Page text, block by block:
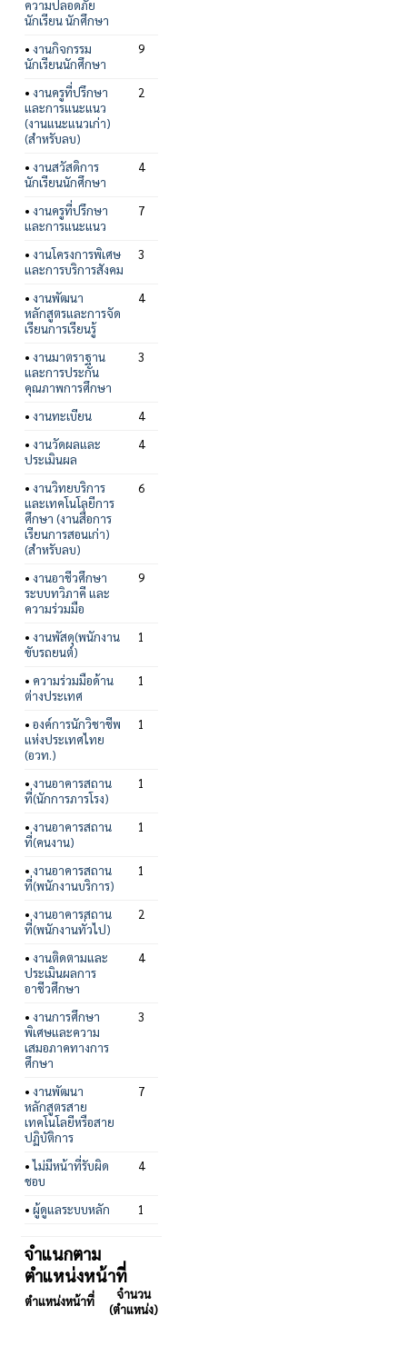
ความปลอดภัย
นักเรียน นักศึกษา
• งานกิจกรรม
นักเรียนนักศึกษา
9
• งานครูที่ปรึกษา
และการแนะแนว
(งานแนะแนวเก่า)
(สำหรับลบ)
2
• งานสวัสดิการ
นักเรียนนักศึกษา
4
• งานครูที่ปรึกษา
และการแนะแนว
7
• งานโครงการพิเศษ
และการบริการสังคม
3
• งานพัฒนา
หลักสูตรและการจัด
เรียนการเรียนรู้
4
• งานมาตราฐาน
และการประกัน
คุณภาพการศึกษา
3
• งานทะเบียน
4
• งานวัดผลและ
ประเมินผล
4
• งานวิทยบริการ
และเทคโนโลยีการ
ศึกษา (งานสื่อการ
เรียนการสอนเก่า)
(สำหรับลบ)
6
• งานอาชีวศึกษา
ระบบทวิภาคี และ
ความร่วมมือ
9
• งานพัสดุ(พนักงาน
ขับรถยนต์)
1
• ความร่วมมือด้าน
ต่างประเทศ
1
• องค์การนักวิชาชีพ
แห่งประเทศไทย
(อวท.)
1
• งานอาคารสถาน
ที่(นักการภารโรง)
1
• งานอาคารสถาน
ที่(คนงาน)
1
• งานอาคารสถาน
ที่(พนักงานบริการ)
1
• งานอาคารสถาน
ที่(พนักงานทั่วไป)
2
• งานติดตามและ
ประเมินผลการ
อาชีวศึกษา
4
• งานการศึกษา
พิเศษและความ
เสมอภาคทางการ
ศึกษา
3
• งานพัฒนา
หลักสูตรสาย
เทคโนโลยีหรือสาย
ปฏิบัติการ
7
•ไม่มีหน้าที่รับผิด
ชอบ
4
• ผู้ดูแลระบบหลัก 1
จำแนกตาม
ตำแหน่งหน้าที่
ตำแหน่งหน้าที่
จำนวน
(ตำแหน่ง)